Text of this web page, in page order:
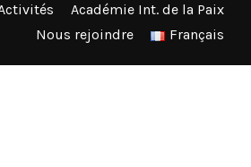
Académie Int. de la Paix
Nous rejoindre
Français